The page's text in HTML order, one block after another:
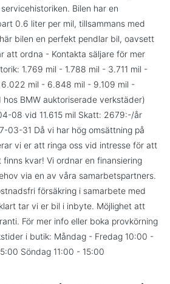
Bilen har en
0.6 liter per mil, tillsammans med
bilen en perfekt pendlar bil, oavsett
att ordna - Kontakta säljare för mer
1.769 mil - 1.788 mil - 3.711 mil -
mil - 6.848 mil - 9.109 mil -
hos BMW auktoriserade verkstäder)
08 vid 11.615 mil Skatt: 2679:-/år
03-31 Då vi har hög omsättning på
vi er att ringa oss vid intresse för att
kvar! Vi ordnar en finansiering
via en av våra samarbetspartners.
försäkring i samarbete med
tar vi er bil i inbyte. Möjlighet att
För mer info eller boka provkörning
i butik: Måndag - Fredag 10:00 -
Söndag 11:00 - 15:00